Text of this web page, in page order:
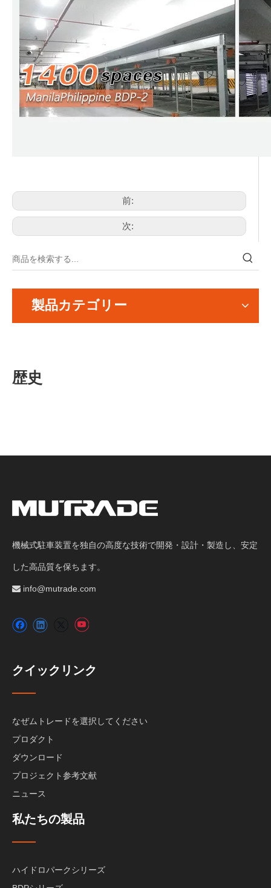
前:
次:
製品カテゴリー
歴史
機械式駐車装置を独自の高度な技術で開発・設計・製造し、安定
した高品質を保ちます。
 info@mutrade.com
クイックリンク
なぜムトレードを選択してください
プロダクト
ダウンロード
プロジェクト参考文献
ニュース
私たちの製品
ハイドロパークシリーズ